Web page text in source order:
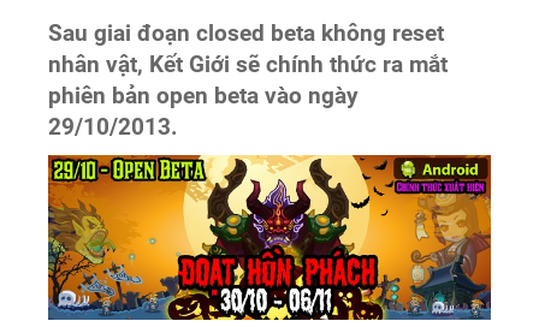
Sau giai đoạn closed beta không reset
nhân vật, Kết Giới sẽ chính thức ra mắt
phiên bản open beta vào ngày
29/10/2013.